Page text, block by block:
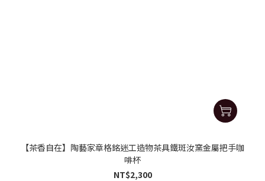
【茶香自在】陶藝家章格銘迷工造物茶具鐵斑汝窯金屬把手咖
啡杯
NT$2,300